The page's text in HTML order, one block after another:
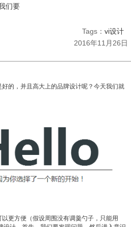
们要
Tags： vi设计
2016年11月26日
的，并且高大上的品牌设计呢？今天我们就
更方便（假设周围没有调羹勺子，只能用